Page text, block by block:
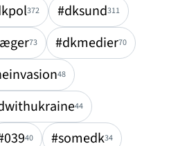
372 #dksund311
73 #dkmedier70
48
44
40 #somedk34